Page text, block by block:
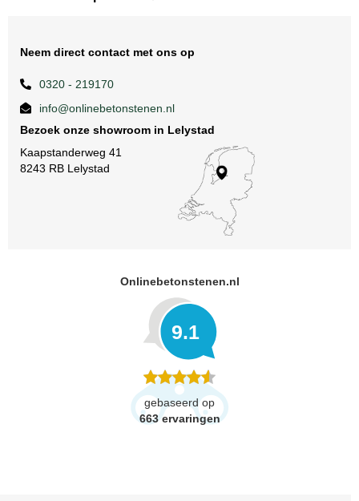
Neem direct contact met ons op
0320 - 219170
info@onlinebetonstenen.nl
Bezoek onze showroom in Lelystad
Kaapstanderweg 41
8243 RB Lelystad
Onlinebetonstenen.nl
9.1
gebaseerd op
663 ervaringen